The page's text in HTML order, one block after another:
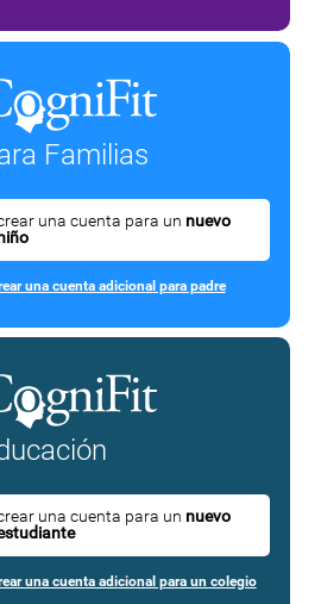
Familias
una cuenta para un nuevo
una cuenta adicional para padre
una cuenta para un nuevo
una cuenta adicional para un colegio